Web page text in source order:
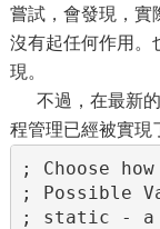
嘗試，會發現，實
沒有起任何作用。
現。
不過，在最新的
程管理已經被實現
; Choose
; Possible
; static - a